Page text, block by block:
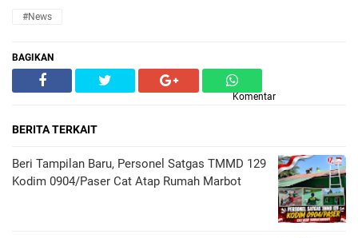
#News
BAGIKAN
Komentar
BERITA TERKAIT
Beri Tampilan Baru, Personel Satgas TMMD 129
Kodim 0904/Paser Cat Atap Rumah Marbot